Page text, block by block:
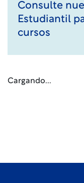
Consulte
Estudiantil
cursos
Cargando...